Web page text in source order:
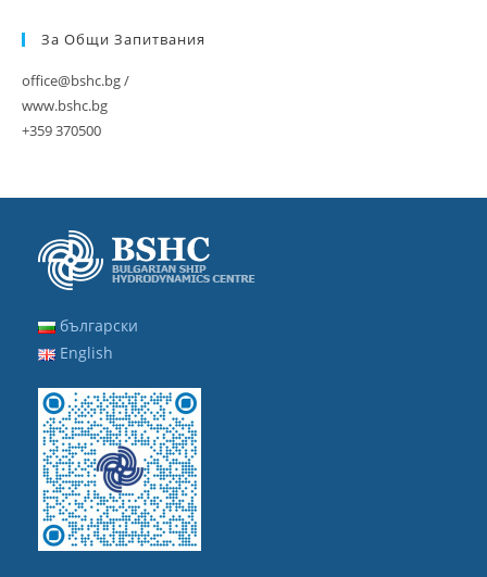
За Общи Запитвания
office@bshc.bg /
www.bshc.bg
+359 370500
български
English